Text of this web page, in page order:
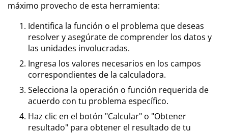
máximo provecho de esta herramienta:
Identifica la función o el problema que deseas
resolver y asegúrate de comprender los datos y
las unidades involucradas.
Ingresa los valores necesarios en los campos
correspondientes de la calculadora.
Selecciona la operación o función requerida de
acuerdo con tu problema específico.
Haz clic en el botón "Calcular" o "Obtener
resultado" para obtener el resultado de tu